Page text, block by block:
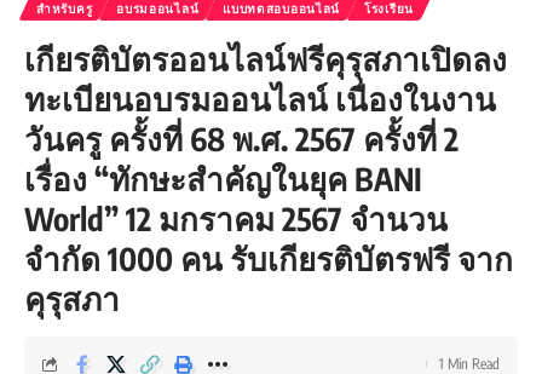
สำหรับครู อบรมออนไลน์ แบบทดสอบออนไลน์ โรงเรียน
เกียรติบัตรออนไลน์ฟรีคุรุสภาเปิดลง
ทะเบียนอบรมออนไลน์ เนื่องในงาน
วันครู ครั้งที่ 68 พ.ศ. 2567 ครั้งที่ 2
เรื่อง “ทักษะสำคัญในยุค BANI
World” 12 มกราคม 2567 จำนวน
จำกัด 1000 คน รับเกียรติบัตรฟรี จาก
คุรุสภา
1 Min Read